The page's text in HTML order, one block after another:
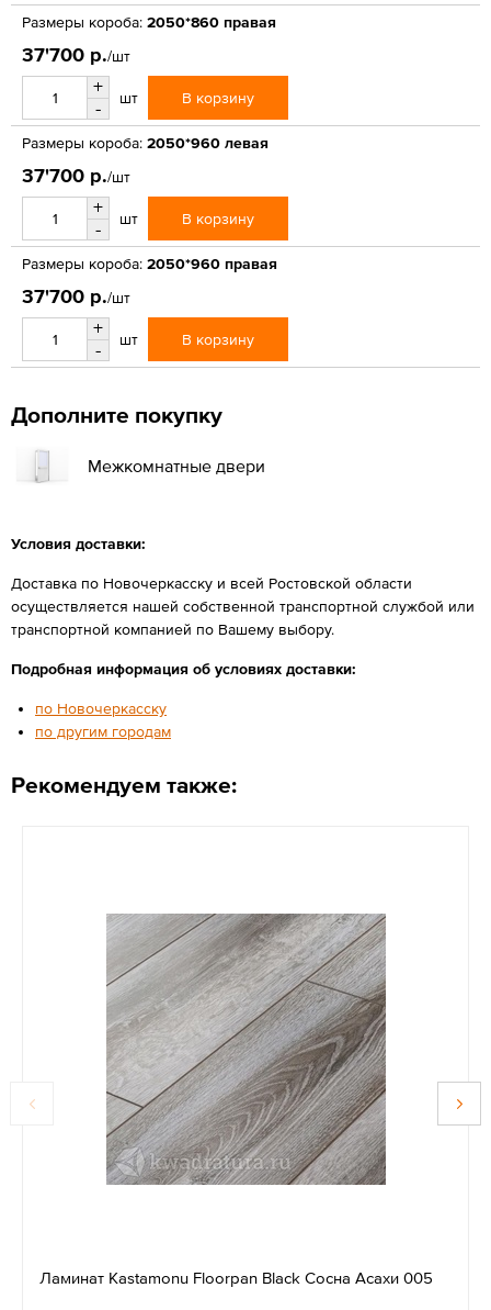
Размеры короба: 2050*860 правая
37'700 р./шт
+
-
шт В корзину
Размеры короба: 2050*960 левая
37'700 р./шт
+
-
шт В корзину
Размеры короба: 2050*960 правая
37'700 р./шт
+
-
шт В корзину
Дополните покупку
Межкомнатные двери
Условия доставки:
Доставка по Новочеркасску и всей Ростовской области
осуществляется нашей собственной транспортной службой или
транспортной компанией по Вашему выбору.
Подробная информация об условиях доставки:
по Новочеркасску
по другим городам
Рекомендуем также:
Ламинат Kastamonu Floorpan Black Сосна Асахи 005